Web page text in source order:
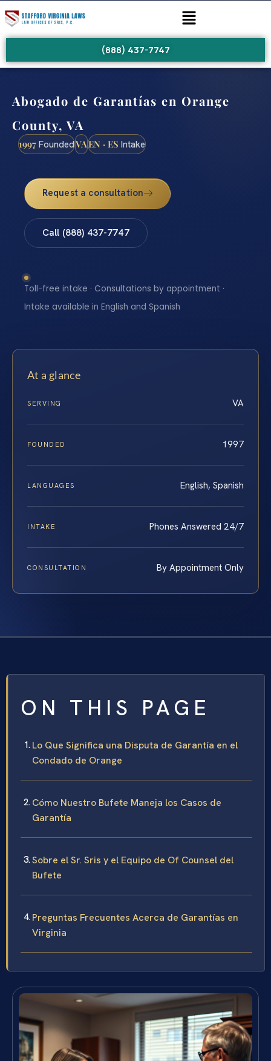
(888) 437-7747
Abogado de Garantías en Orange
County, VA
1997 FoundedVAEN · ES Intake
Request a consultation
Call (888) 437-7747
Toll-free intake · Consultations by appointment ·
Intake available in English and Spanish
At a glance
SERVING VA
FOUNDED 1997
LANGUAGES English, Spanish
INTAKE Phones Answered 24/7
CONSULTATION By Appointment Only
ON THIS PAGE
Lo Que Significa una Disputa de Garantía en el
Condado de Orange
Cómo Nuestro Bufete Maneja los Casos de
Garantía
Sobre el Sr. Sris y el Equipo de Of Counsel del
Bufete
Preguntas Frecuentes Acerca de Garantías en
Virginia